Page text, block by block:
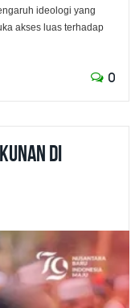
ideologi yang
akses luas terhadap
0
di